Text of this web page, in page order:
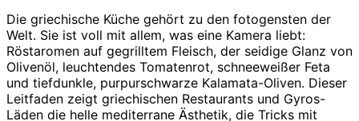
Die griechische Küche gehört zu den fotogensten der
Welt. Sie ist voll mit allem, was eine Kamera liebt:
Röstaromen auf gegrilltem Fleisch, der seidige Glanz von
Olivenöl, leuchtendes Tomatenrot, schneeweißer Feta
und tiefdunkle, purpurschwarze Kalamata-Oliven. Dieser
Leitfaden zeigt griechischen Restaurants und Gyros-
Läden die helle mediterrane Ästhetik, die Tricks mit